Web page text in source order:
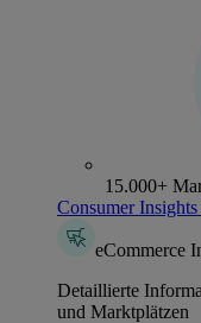
15.000+
Consumer Insights
eCommerce
Detaillierte
und Marktplätzen